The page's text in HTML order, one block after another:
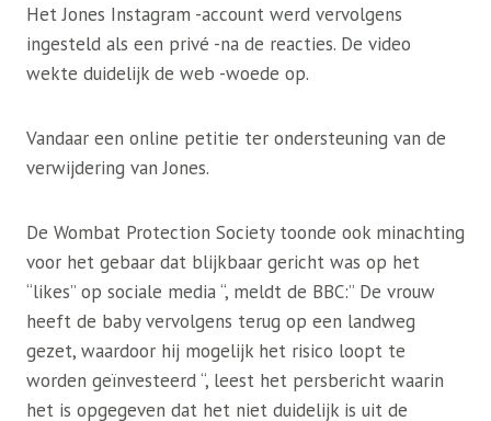
Het Jones Instagram -account werd vervolgens
ingesteld als een privé -na de reacties. De video
wekte duidelijk de web -woede op.
Vandaar een online petitie ter ondersteuning van de
verwijdering van Jones.
De Wombat Protection Society toonde ook minachting
voor het gebaar dat blijkbaar gericht was op het
“likes” op sociale media “, meldt de BBC:” De vrouw
heeft de baby vervolgens terug op een landweg
gezet, waardoor hij mogelijk het risico loopt te
worden geïnvesteerd “, leest het persbericht waarin
het is opgegeven dat het niet duidelijk is uit de